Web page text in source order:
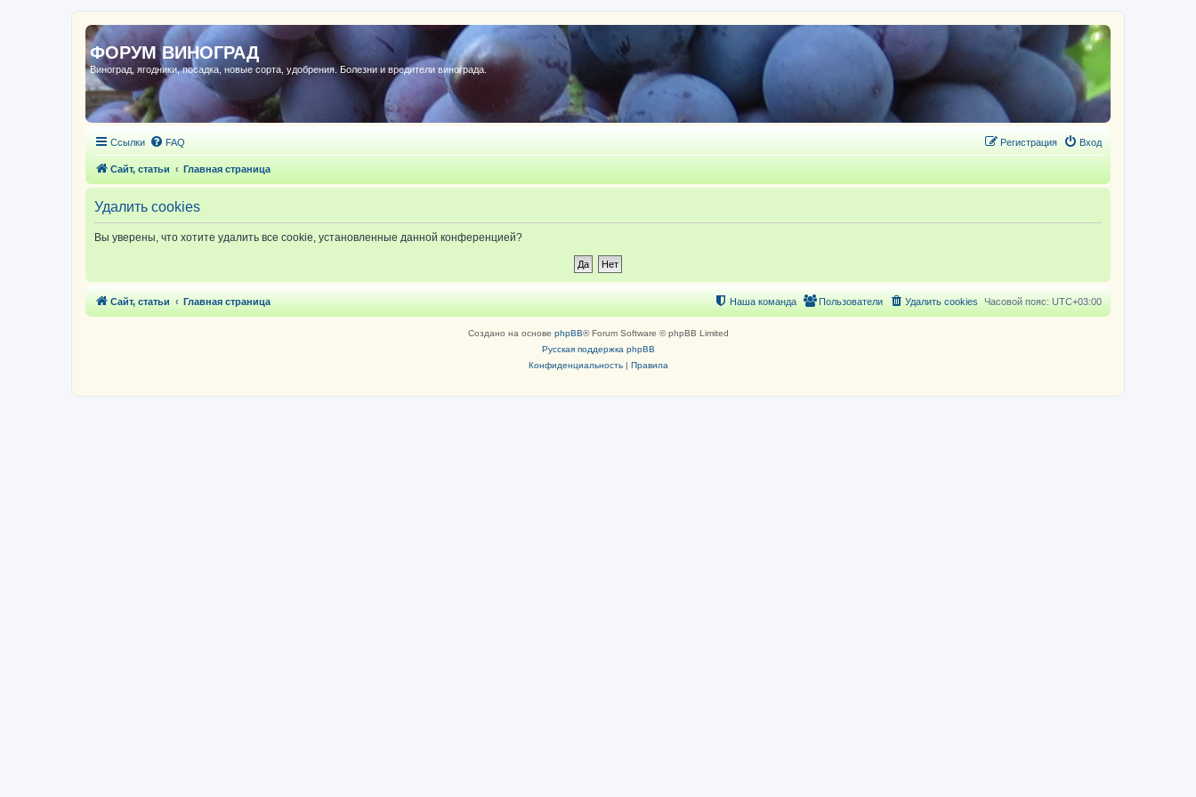
ФОРУМ ВИНОГРАД
Виноград, ягодники, посадка, новые сорта, удобрения. Болезни и вредители винограда.
Ссылки FAQ Вход
Регистрация
Сайт, статьи Главная страница
Удалить cookies
Вы уверены, что хотите удалить все cookie, установленные данной конференцией?
Сайт, статьи Главная страница Часовой пояс: UTC+03:00
Удалить cookies
Пользователи
Наша команда
Создано на основе phpBB® Forum Software © phpBB Limited
Русская поддержка phpBB
Конфиденциальность| Правила